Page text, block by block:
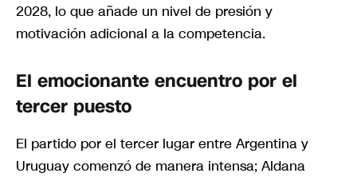
2028, lo que añade un nivel de presión y
motivación adicional a la competencia.
El emocionante encuentro por el
tercer puesto
El partido por el tercer lugar entre Argentina y
Uruguay comenzó de manera intensa; Aldana